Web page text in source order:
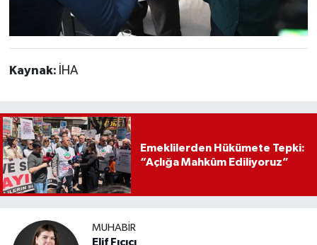
Kaynak: İHA
Emeklilerden Hükümete Tepki:
“Açlığa Mahkûm Ediliyoruz”
MUHABIR
Elif Fıçıcı